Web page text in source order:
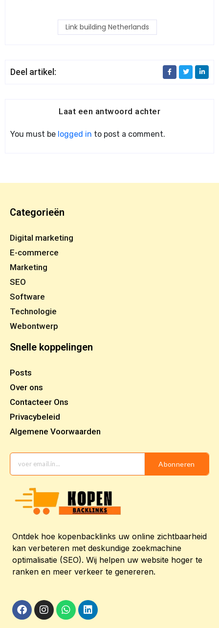
Link building Netherlands
Deel artikel:
Laat een antwoord achter
You must be logged in to post a comment.
Categorieën
Digital marketing
E-commerce
Marketing
SEO
Software
Technologie
Webontwerp
Snelle koppelingen
Posts
Over ons
Contacteer Ons
Privacybeleid
Algemene Voorwaarden
Abonneren
Ontdek hoe kopenbacklinks uw online zichtbaarheid
kan verbeteren met deskundige zoekmachine
optimalisatie (SEO). Wij helpen uw website hoger te
ranken en meer verkeer te genereren.